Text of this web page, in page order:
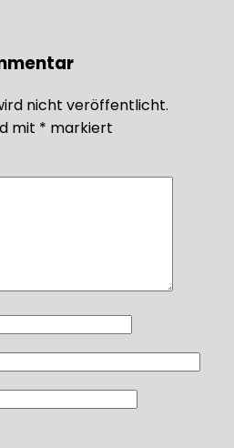
nicht veröffentlicht.
mit * markiert